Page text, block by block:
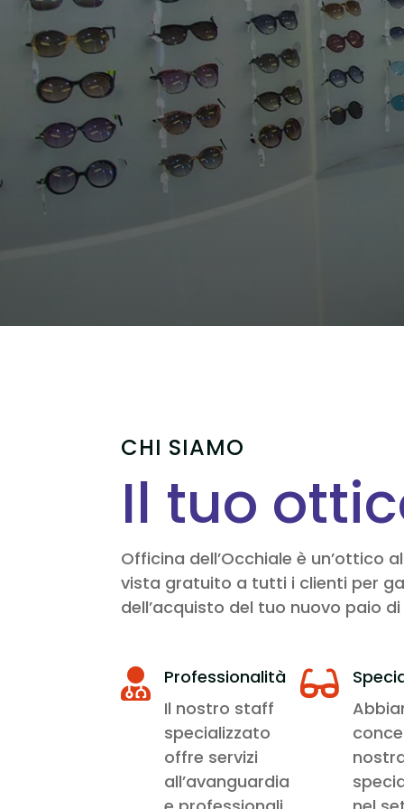
CHI SIAMO
Il tuo
Officina dell’Occhiale è un’ottico
vista gratuito a tutti i clienti per
dell’acquisto del tuo nuovo paio

Professionalità
Il nostro staff
specializzato
offre servizi
all’avanguardia
